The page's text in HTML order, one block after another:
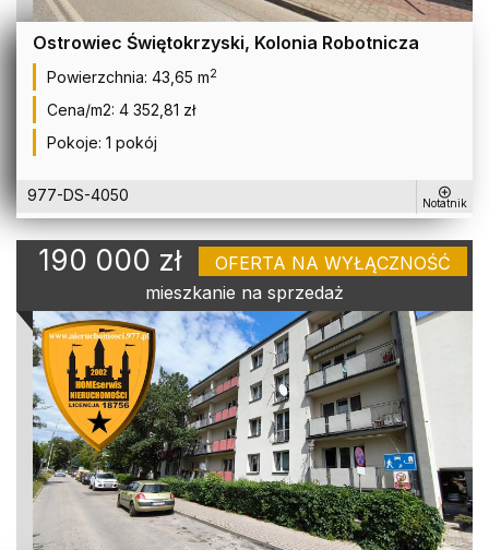
Ostrowiec Świętokrzyski, Kolonia Robotnicza
Powierzchnia: 43,65 m2
Cena/m2: 4 352,81 zł
Pokoje: 1 pokój
977-DS-4050 Notatnik
190 000 zł
OFERTA NA WYŁĄCZNOŚĆ
mieszkanie na sprzedaż